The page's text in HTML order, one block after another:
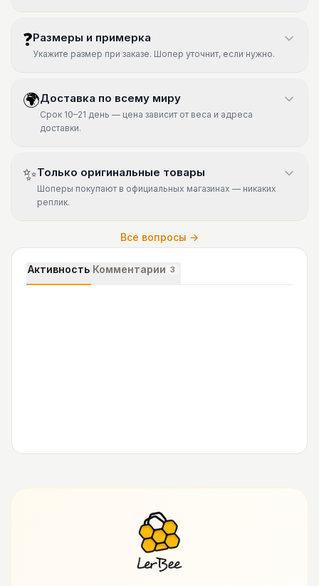
❓Размеры и примерка
Укажите размер при заказе. Шопер уточнит, если нужно.
🌍Доставка по всему миру
Срок 10–21 день — цена зависит от веса и адреса
доставки.
✨Только оригинальные товары
Шоперы покупают в официальных магазинах — никаких
реплик.
Все вопросы →
Активность Комментарии 3